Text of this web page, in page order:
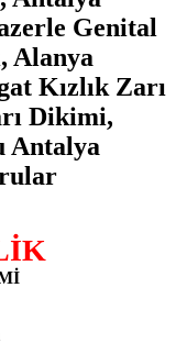
Genital
Alanya
Kızlık Zarı
Dikimi,
Antalya